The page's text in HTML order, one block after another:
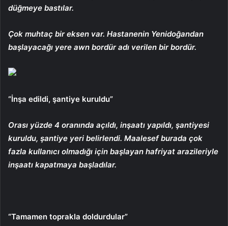
düğmeye bastılar.
Çok muhtaç bir eksen var. Hastanenin Yenidoğandan
başlayacağı yere awn bordür adı verilen bir bordür.
“İnşa edildi, şantiye kuruldu”
Orası yüzde 4 oranında açıldı, inşaatı yapıldı, şantiyesi
kuruldu, şantiye yeri belirlendi. Maalesef burada çok
fazla kullanıcı olmadığı için başlayan hafriyat arazileriyle
inşaatı kapatmaya başladılar.
“Tamamen toprakla doldurdular”